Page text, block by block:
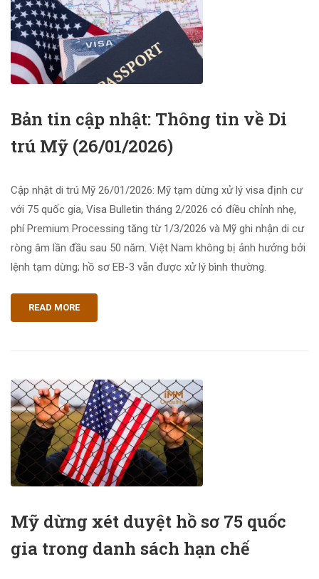
Bản tin cập nhật: Thông tin về Di
trú Mỹ (26/01/2026)
Cập nhật di trú Mỹ 26/01/2026: Mỹ tạm dừng xử lý visa định cư
với 75 quốc gia, Visa Bulletin tháng 2/2026 có điều chỉnh nhẹ,
phí Premium Processing tăng từ 1/3/2026 và Mỹ ghi nhận di cư
ròng âm lần đầu sau 50 năm. Việt Nam không bị ảnh hưởng bởi
lệnh tạm dừng; hồ sơ EB-3 vẫn được xử lý bình thường.
READ MORE
Mỹ dừng xét duyệt hồ sơ 75 quốc
gia trong danh sách hạn chế